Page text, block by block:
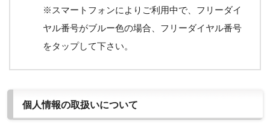
※スマートフォンによりご利用中で、フリーダイ
ヤル番号がブルー色の場合、フリーダイヤル番号
をタップして下さい。
個人情報の取扱いについて